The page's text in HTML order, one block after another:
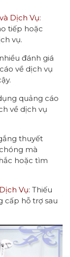
Dịch Vụ:
tiếp hoặc
vụ.
đánh giá
về dịch vụ
quảng cáo
về dịch vụ
thuyết
mà
hoặc tìm
Vụ: Thiếu
cấp hỗ trợ sau